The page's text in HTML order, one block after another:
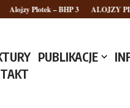
Alojzy Plotek – BHP 3 ALOJZY
PUBLIKACJE